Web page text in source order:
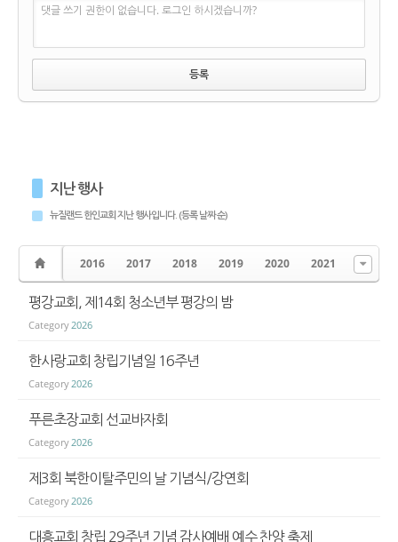
댓글 쓰기 권한이 없습니다. 로그인 하시겠습니까?
지난 행사
뉴질랜드 한인교회 지난 행사입니다. (등록 날짜 순)
2016 2017 2018 2019 2020 2021
평강교회, 제14회 청소년부 평강의 밤
Category 2026
한사랑교회 창립기념일 16주년
Category 2026
푸른초장교회 선교바자회
Category 2026
제3회 북한이탈주민의 날 기념식/강연회
Category 2026
대흥교회 창립 29주년 기념 감사예배 예수 찬양 축제